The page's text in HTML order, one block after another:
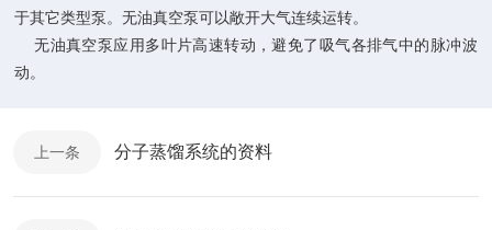
于其它类型泵。无油真空泵可以敞开大气连续运转。
无油真空泵应用多叶片高速转动，避免了吸气各排气中的脉冲波
动。
上一条 分子蒸馏系统的资料